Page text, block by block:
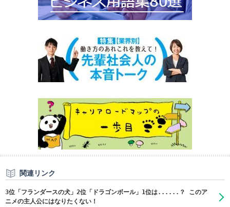
関連リンク
3位「フランダースの犬」2位「ドラゴンボール」1位は......？ このア
ニメの主人公にはなりたくない！